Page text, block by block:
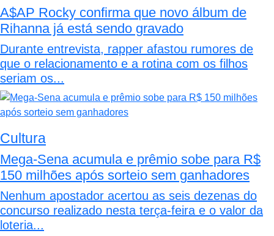
A$AP Rocky confirma que novo álbum de
Rihanna já está sendo gravado
Durante entrevista, rapper afastou rumores de
que o relacionamento e a rotina com os filhos
seriam os...
Cultura
Mega-Sena acumula e prêmio sobe para R$
150 milhões após sorteio sem ganhadores
Nenhum apostador acertou as seis dezenas do
concurso realizado nesta terça-feira e o valor da
loteria...